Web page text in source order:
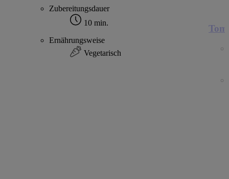
Zubereitungsdauer
10 min.
Ernährungsweise
Vegetarisch